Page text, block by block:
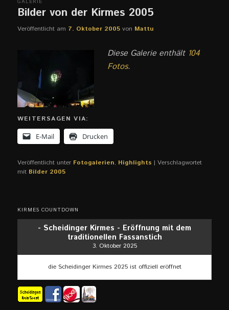
Bilder von der Kirmes 2005
GALERIE
Veröffentlicht am 7. Oktober 2005 von Mattu
Diese Galerie enthält 104
Fotos.
WEITERSAGEN VIA:
E-Mail Drucken
Veröffentlicht unter Fotogalerien, Highlights |Verschlagwortet
mit Bilder 2005
KIRMES COUNTDOWN
- Scheidinger Kirmes - Eröffnung mit dem
traditionellen Fassanstich
3. Oktober 2025
die Scheidinger Kirmes 2025 ist offiziell eröffnet